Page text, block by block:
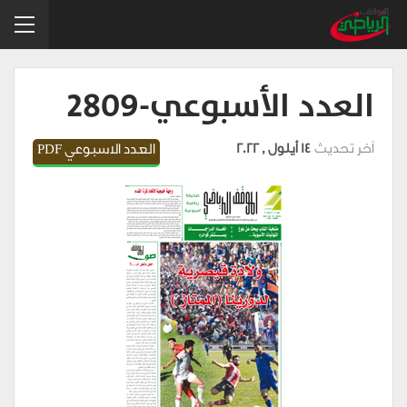
العدد الأسبوعي-2809
العدد الاسبوعي PDF آخر تحديث14 أيلول , 2022